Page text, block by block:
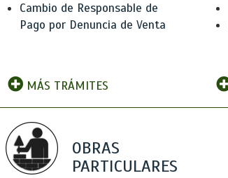
Cambio de Responsable de
Pago por Denuncia de Venta
MÁS TRÁMITES
OBRAS
PARTICULARES